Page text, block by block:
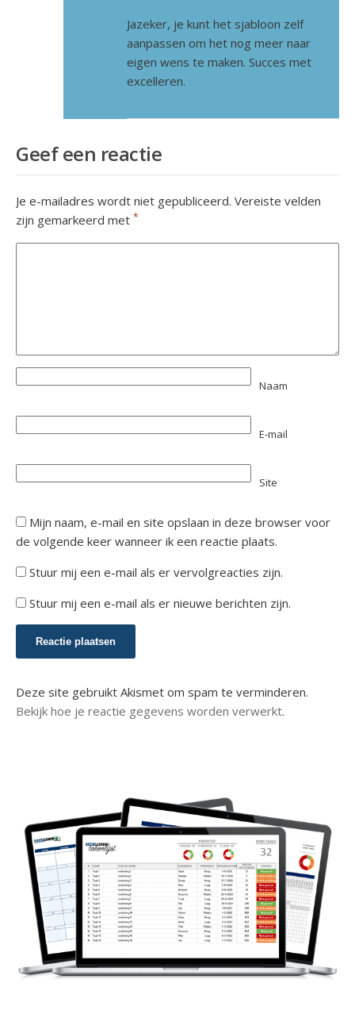
Jazeker, je kunt het sjabloon zelf
aanpassen om het nog meer naar
eigen wens te maken. Succes met
excelleren.
Geef een reactie
Je e-mailadres wordt niet gepubliceerd. Vereiste velden
zijn gemarkeerd met *
Naam
E-mail
Site
Mijn naam, e-mail en site opslaan in deze browser voor
de volgende keer wanneer ik een reactie plaats.
Stuur mij een e-mail als er vervolgreacties zijn.
Stuur mij een e-mail als er nieuwe berichten zijn.
Deze site gebruikt Akismet om spam te verminderen.
Bekijk hoe je reactie gegevens worden verwerkt.